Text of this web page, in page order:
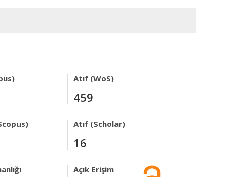
Atıf (WoS)
459
Atıf (Scholar)
16
Açık Erişim